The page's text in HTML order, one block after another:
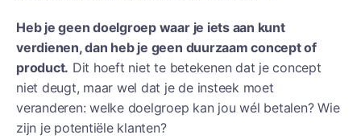
Heb je geen doelgroep waar je iets aan kunt
verdienen, dan heb je geen duurzaam concept of
product. Dit hoeft niet te betekenen dat je concept
niet deugt, maar wel dat je de insteek moet
veranderen: welke doelgroep kan jou wél betalen? Wie
zijn je potentiële klanten?